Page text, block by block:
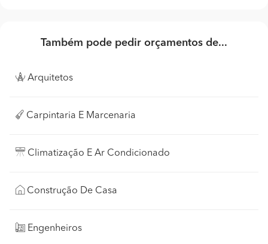
Também pode pedir orçamentos de...
Arquitetos
Carpintaria E Marcenaria
Climatização E Ar Condicionado
Construção De Casa
Engenheiros